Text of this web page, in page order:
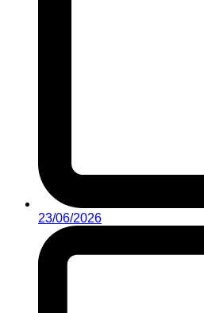
23/06/2026